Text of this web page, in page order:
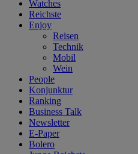
Watches
Reichste
Enjoy
Reisen
Technik
Mobil
Wein
People
Konjunktur
Ranking
Business Talk
Newsletter
E-Paper
Bolero